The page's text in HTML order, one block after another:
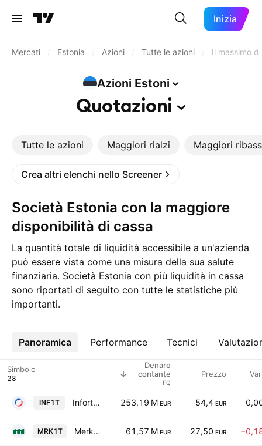
Inizia
Mercati Estonia Azioni Tutte le azioni Il massimo
Azioni Estoni
Quotazioni
Tutte le azioni Maggiori rialzi Maggiori
Crea altri elenchi nello Screener
Società Estonia con la maggiore
disponibilità di cassa
La quantità totale di liquidità accessibile a un'azienda
può essere vista come una misura della sua salute
finanziaria. Società Estonia con più liquidità in cassa
sono riportati di seguito con tutte le statistiche più
importanti.
Panoramica Performance Tecnici
Altro
Simbolo
Denaro
contante
FQ
Prezzo
INF1T Infortar AS 253,19 M EUR 54,4 EUR
MRK1T Merko Ehitus AS 61,57 M EUR 27,50 EUR